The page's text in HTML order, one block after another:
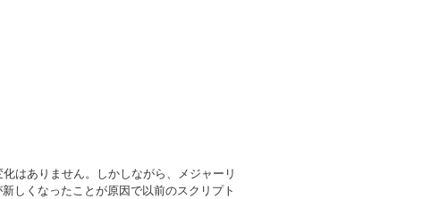
はありません。しかしながら、メジャーリ
しくなったことが原因で以前のスクリプト